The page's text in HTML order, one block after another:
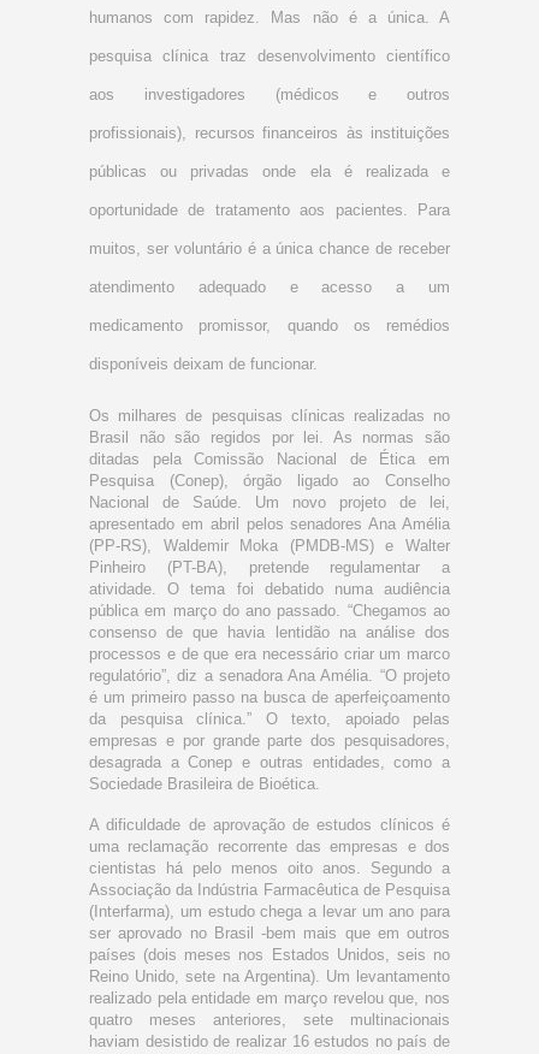
humanos com rapidez. Mas não é a única. A
pesquisa clínica traz desenvolvimento científico
aos investigadores (médicos e outros
profissionais), recursos financeiros às instituições
públicas ou privadas onde ela é realizada e
oportunidade de tratamento aos pacientes. Para
muitos, ser voluntário é a única chance de receber
atendimento adequado e acesso a um
medicamento promissor, quando os remédios
disponíveis deixam de funcionar.
Os milhares de pesquisas clínicas realizadas no
Brasil não são regidos por lei. As normas são
ditadas pela Comissão Nacional de Ética em
Pesquisa (Conep), órgão ligado ao Conselho
Nacional de Saúde. Um novo projeto de lei,
apresentado em abril pelos senadores Ana Amélia
(PP-RS), Waldemir Moka (PMDB-MS) e Walter
Pinheiro (PT-BA), pretende regulamentar a
atividade. O tema foi debatido numa audiência
pública em março do ano passado. “Chegamos ao
consenso de que havia lentidão na análise dos
processos e de que era necessário criar um marco
regulatório”, diz a senadora Ana Amélia. “O projeto
é um primeiro passo na busca de aperfeiçoamento
da pesquisa clínica.” O texto, apoiado pelas
empresas e por grande parte dos pesquisadores,
desagrada a Conep e outras entidades, como a
Sociedade Brasileira de Bioética.
A dificuldade de aprovação de estudos clínicos é
uma reclamação recorrente das empresas e dos
cientistas há pelo menos oito anos. Segundo a
Associação da Indústria Farmacêutica de Pesquisa
(Interfarma), um estudo chega a levar um ano para
ser aprovado no Brasil -bem mais que em outros
países (dois meses nos Estados Unidos, seis no
Reino Unido, sete na Argentina). Um levantamento
realizado pela entidade em março revelou que, nos
quatro meses anteriores, sete multinacionais
haviam desistido de realizar 16 estudos no país de